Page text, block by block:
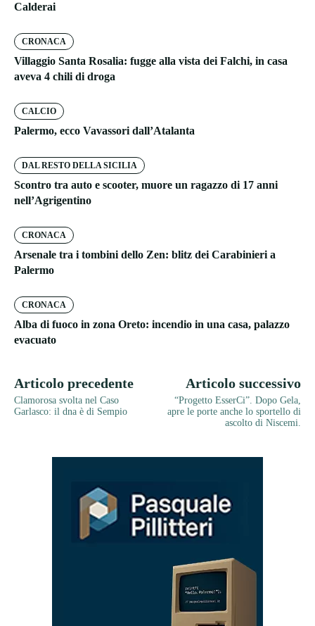
Calderai
CRONACA
Villaggio Santa Rosalia: fugge alla vista dei Falchi, in casa
aveva 4 chili di droga
CALCIO
Palermo, ecco Vavassori dall’Atalanta
DAL RESTO DELLA SICILIA
Scontro tra auto e scooter, muore un ragazzo di 17 anni
nell’Agrigentino
CRONACA
Arsenale tra i tombini dello Zen: blitz dei Carabinieri a
Palermo
CRONACA
Alba di fuoco in zona Oreto: incendio in una casa, palazzo
evacuato
Articolo precedente
Clamorosa svolta nel Caso
Garlasco: il dna è di Sempio
Articolo successivo
“Progetto EsserCi”. Dopo Gela,
apre le porte anche lo sportello di
ascolto di Niscemi.